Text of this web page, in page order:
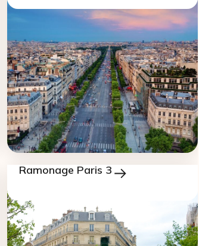
Ramonage Paris 3